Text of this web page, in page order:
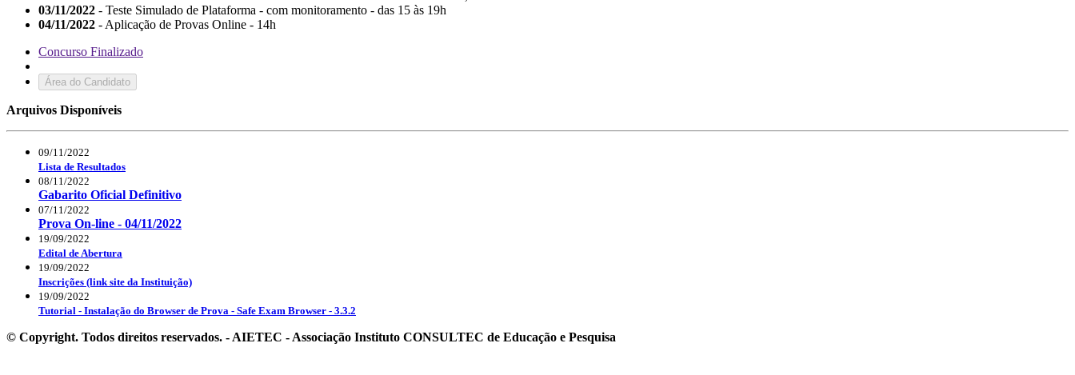
03/11/2022 - Teste Simulado de Plataforma - com monitoramento - das 15 às 19h
04/11/2022 - Aplicação de Provas Online - 14h
Concurso Finalizado
Área do Candidato
Arquivos Disponíveis
09/11/2022
Lista de Resultados
08/11/2022
Gabarito Oficial Definitivo
07/11/2022
Prova On-line - 04/11/2022
19/09/2022
Edital de Abertura
19/09/2022
Inscrições (link site da Instituição)
19/09/2022
Tutorial - Instalação do Browser de Prova - Safe Exam Browser - 3.3.2
© Copyright. Todos direitos reservados. - AIETEC - Associação Instituto CONSULTEC de Educação e Pesquisa